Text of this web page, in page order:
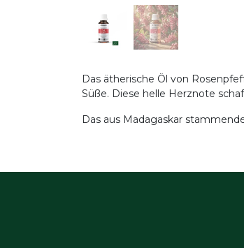
Das ätherische Öl von
Süße. Diese helle Herznote
Das aus Madagaskar